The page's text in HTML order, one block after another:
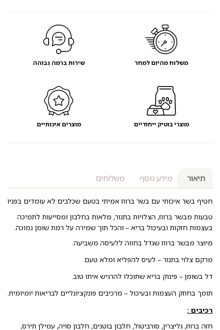
תיאור מידע נוסף משלוחים
חטיף בשר איכותי עם בשר ברווז אמיתי בטעם שכלבים לא עומדים בפניו
טבעות מבשר ברווז, הצלויות בתנור, מלאות בחלבון ומסייעות לתמיכה
בעצמות חזקות ובעיכול בריא – והכל תוך שמירה על רמת שומן נמוכה.
מיוצר מבשר ברווז שגדל בחווה ללעיסה משביעה.
מרקם צלוי בתנור – לעיס להפליא ומלא טעם.
דל בשומן – פינוק בריא שתוכלו להרגיש איתו טוב.
תומך בחוזק העצמות ובעיכול – מרכיבים פונקציונליים לבריאות יומיומית.
רכיבים :
חזה ברווז, גליצרין, סורביטול, חלבון בוטנים, חלבון סויה, עמילן תירס,
משלוח מהיום למחר שירות ברמה גבוהה
מוצרי בוטיק ייחודיים מוצרים איכותיים